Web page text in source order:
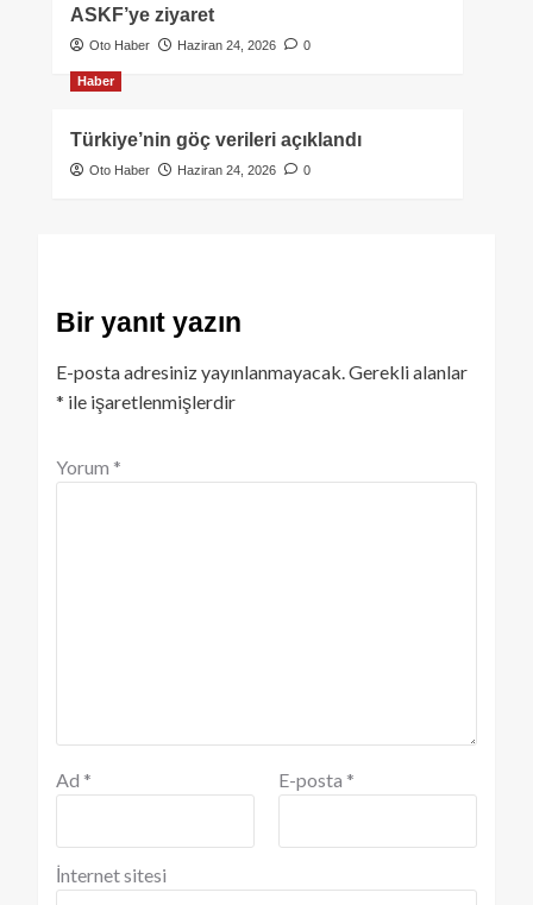
ASKF’ye ziyaret
Oto Haber Haziran 24, 2026 0
Haber
Türkiye’nin göç verileri açıklandı
Oto Haber Haziran 24, 2026 0
Bir yanıt yazın
E-posta adresiniz yayınlanmayacak.Gerekli alanlar
* ile işaretlenmişlerdir
Yorum *
Ad * E-posta *
İnternet sitesi